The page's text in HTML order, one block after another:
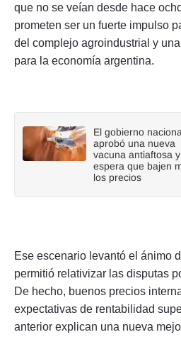
que no se veían desde hace
prometen ser un fuerte impulso
del complejo agroindustrial y
para la economía argentina.
El gobierno
aprobó una nueva
vacuna antiaftosa y
espera que bajen
los precios
Ese escenario levantó el ánimo
permitió relativizar las disputas
De hecho, buenos precios
expectativas de rentabilidad
anterior explican una nueva